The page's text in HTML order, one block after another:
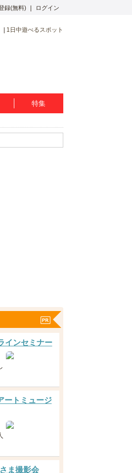
録(無料) ログイン
1日中遊べるスポット
特集
インセミナー
ートミュージ
ま撮影会